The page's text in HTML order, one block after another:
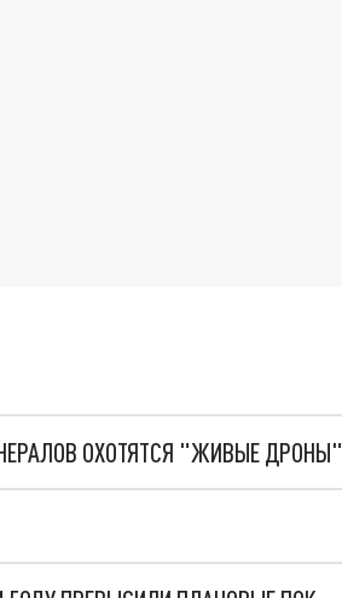
ОХОТЯТСЯ "ЖИВЫЕ ДРОНЫ"